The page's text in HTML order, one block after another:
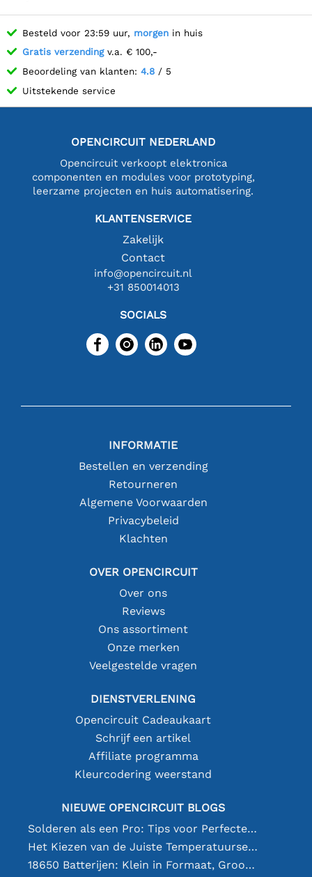
Besteld voor 23:59 uur, morgen in huis
Gratis verzendingv.a. € 100,-
Beoordeling van klanten: 4.8 / 5
Uitstekende service
OPENCIRCUIT NEDERLAND
Opencircuit verkoopt elektronica
componenten en modules voor prototyping,
leerzame projecten en huis automatisering.
KLANTENSERVICE
Zakelijk
Contact
info@opencircuit.nl
+31 850014013
SOCIALS
INFORMATIE
Bestellen en verzending
Retourneren
Algemene Voorwaarden
Privacybeleid
Klachten
OVER OPENCIRCUIT
Over ons
Reviews
Ons assortiment
Onze merken
Veelgestelde vragen
DIENSTVERLENING
Opencircuit Cadeaukaart
Schrijf een artikel
Affiliate programma
Kleurcodering weerstand
NIEUWE OPENCIRCUIT BLOGS
Solderen als een Pro: Tips voor Perfecte Elektronische Verbindingen
Het Kiezen van de Juiste Temperatuursensor [youtube]
18650 Batterijen: Klein in Formaat, Groot in Prestatie